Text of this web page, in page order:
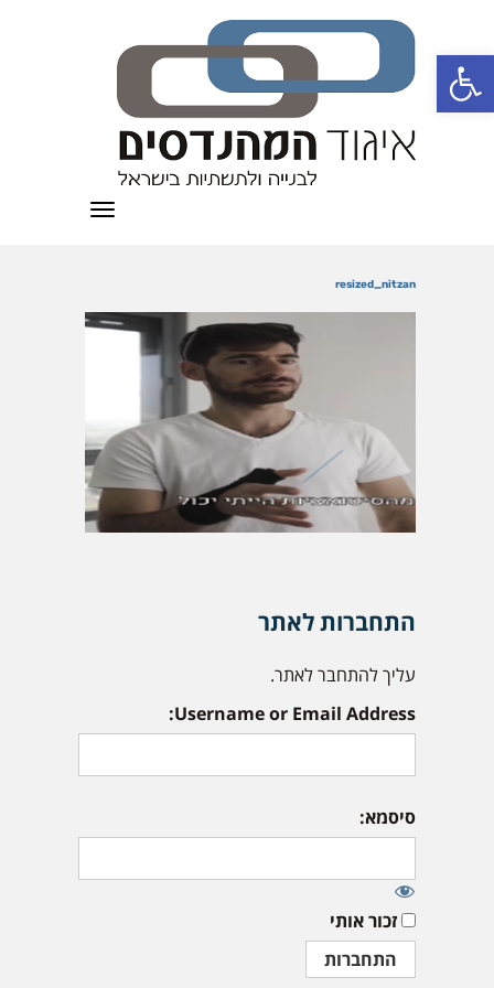
פתח סרגל נגישות
תפריט
resized_nitzan
התחברות לאתר
עליך להתחבר לאתר.
Username or Email Address:
סיסמא:
זכור אותי